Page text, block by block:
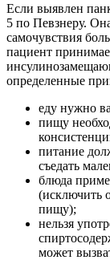
Если выявлен
5 по Певзнеру.
самочувствия
пациент
определенные
еду нужно
пищу
питание
съедать
блюда
(исключить
пищу);
нельзя
может